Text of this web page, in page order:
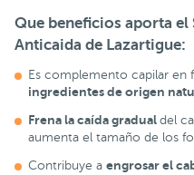
Que beneficios aporta el
Anticaida de Lazartigue:
Es complemento capilar
ingredientes de origen
Frena la caída gradual del
aumenta el tamaño de los
Contribuye a engrosar el